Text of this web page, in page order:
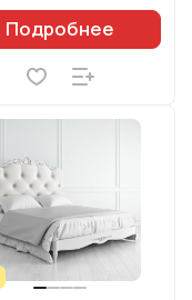
Подробнее